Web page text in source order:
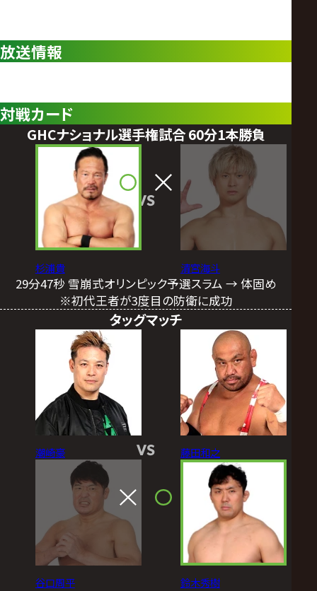
放送情報
対戦カード
GHCナショナル選手権試合 60分1本勝負
杉浦貴
VS
清宮海斗
29分47秒 雪崩式オリンピック予選スラム → 体固め
※初代王者が3度目の防衛に成功
タッグマッチ
潮崎豪
谷口周平
VS 藤田和之
鈴木秀樹